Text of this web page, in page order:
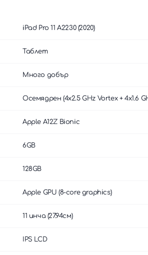
iPad Pro 11 A2230 (2020)
Таблет
Много добър
Осемядрен (4x2.5 GHz Vortex + 4x1.6
Apple A12Z Bionic
6GB
128GB
Apple GPU (8-core graphics)
11 инча (27.94см)
IPS LCD